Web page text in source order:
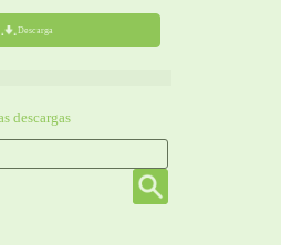
Descarga
descargas